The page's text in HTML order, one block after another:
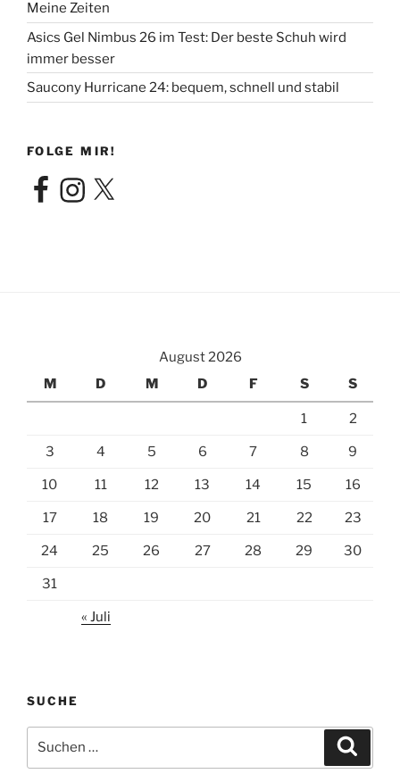
Meine Zeiten
Asics Gel Nimbus 26 im Test: Der beste Schuh wird
immer besser
Saucony Hurricane 24: bequem, schnell und stabil
FOLGE MIR!
FacebookInstagram
X
August 2026
M
D M D F S S
1 2
3 4 5 6 7 8 9
10 11 12 13 14 15 16
17 18 19 20 21 22 23
24 25 26 27 28 29 30
31
« Juli
SUCHE
nach: